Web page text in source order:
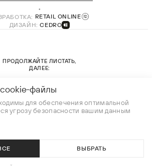
RETAIL ONLINE
ДИЗАЙН:CEDRO
ПРОДОЛЖАЙТЕ ЛИСТАТЬ,
ДАЛЕЕ:
коллекция
файлы
для обеспечения оптимальной
угрозу безопасности вашим данным
ВЫБРАТЬ